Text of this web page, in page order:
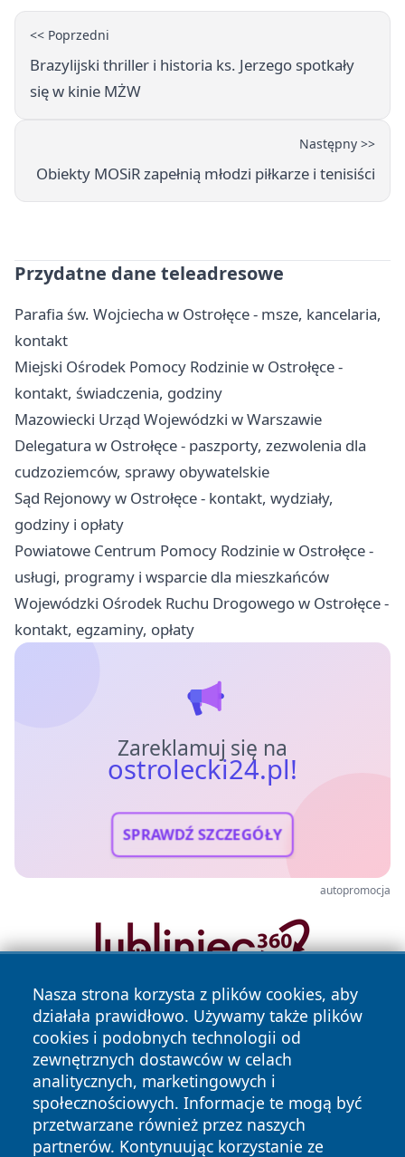
<< Poprzedni
Brazylijski thriller i historia ks. Jerzego spotkały
się w kinie MŻW
Następny >>
Obiekty MOSiR zapełnią młodzi piłkarze i tenisiści
Przydatne dane teleadresowe
Parafia św. Wojciecha w Ostrołęce - msze, kancelaria,
kontakt
Miejski Ośrodek Pomocy Rodzinie w Ostrołęce -
kontakt, świadczenia, godziny
Mazowiecki Urząd Wojewódzki w Warszawie
Delegatura w Ostrołęce - paszporty, zezwolenia dla
cudzoziemców, sprawy obywatelskie
Sąd Rejonowy w Ostrołęce - kontakt, wydziały,
godziny i opłaty
Powiatowe Centrum Pomocy Rodzinie w Ostrołęce -
usługi, programy i wsparcie dla mieszkańców
Wojewódzki Ośrodek Ruchu Drogowego w Ostrołęce -
kontakt, egzaminy, opłaty
Zareklamuj się na
ostrolecki24.pl!
SPRAWDŹ SZCZEGÓŁY
autopromocja
Nasza strona korzysta z plików cookies, aby
działała prawidłowo. Używamy także plików
cookies i podobnych technologii od
zewnętrznych dostawców w celach
analitycznych, marketingowych i
społecznościowych. Informacje te mogą być
przetwarzane również przez naszych
partnerów. Kontynuując korzystanie ze
Copyright © 2026 ostrolecki24.pl Wszystkie prawa
zastrzeżone.